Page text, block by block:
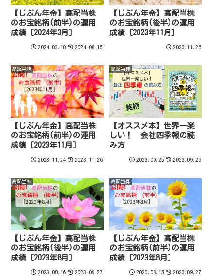
【じぶん年金】高配当株
のお宝銘柄(前半)の運用
成績［2024年3月］
2024.03.10 2024.08.15
【じぶん年金】高配当株
のお宝銘柄(後半)の運用
成績［2023年11月］
2023.11.26
高配当株
【じぶん年金】高配当株
のお宝銘柄(前半)の運用
成績［2023年11月］
2023.11.24 2023.11.26
高配当株
【オススメ本】世界一楽
しい！ 会社四季報の読
み方
2023.09.25 2023.09.29
高配当株
【じぶん年金】高配当株
のお宝銘柄(後半)の運用
成績［2023年8月］
2023.08.16 2023.09.27
高配当株
【じぶん年金】高配当株
のお宝銘柄(前半)の運用
成績［2023年8月］
2023.08.15 2023.09.27